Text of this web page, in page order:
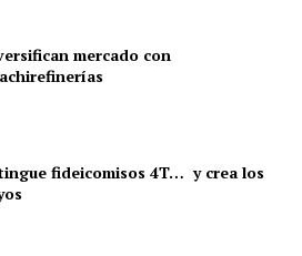
mercado con
fideicomisos 4T… y crea los